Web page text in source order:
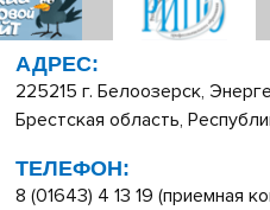
АДРЕС:
225215 г. Белоозерск,
Брестская область,
ТЕЛЕФОН:
8 (01643) 4 13 19 (приемная